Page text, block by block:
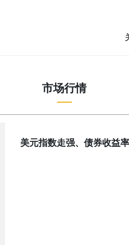
市场行情
美元指数走强、债券收益